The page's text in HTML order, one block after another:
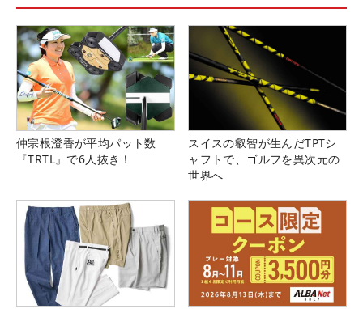
仲宗根澄香が平均パット数
『TRTL』で6人抜き！
スイスの叡智が生んだTPTシ
ャフトで、ゴルフを異次元の
世界へ